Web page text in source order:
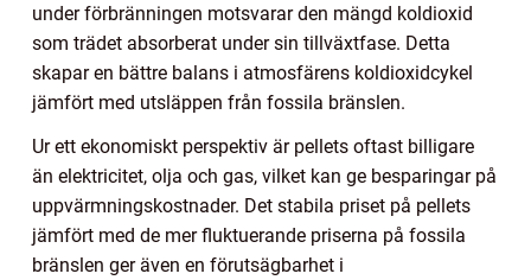
under förbränningen motsvarar den mängd koldioxid
som trädet absorberat under sin tillväxtfase. Detta
skapar en bättre balans i atmosfärens koldioxidcykel
jämfört med utsläppen från fossila bränslen.
Ur ett ekonomiskt perspektiv är pellets oftast billigare
än elektricitet, olja och gas, vilket kan ge besparingar på
uppvärmningskostnader. Det stabila priset på pellets
jämfört med de mer fluktuerande priserna på fossila
bränslen ger även en förutsägbarhet i